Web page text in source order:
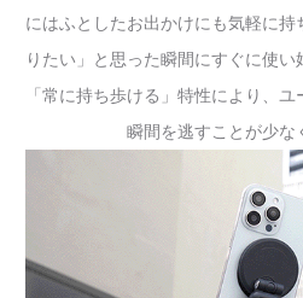
にはふとしたお出かけにも気軽に
りたい」と思った瞬間にすぐに使
「常に持ち歩ける」特性により、
瞬間を逃すことが少な